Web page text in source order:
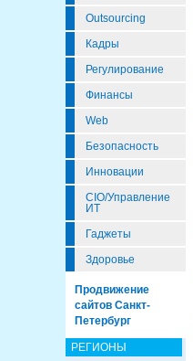
Outsourcing
Кадры
Регулирование
Финансы
Web
Безопасность
Инновации
CIO/Управление
ИТ
Гаджеты
Здоровье
Продвижение
сайтов Санкт-
Петербург
РЕГИОНЫ